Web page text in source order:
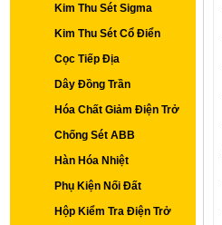
Kim Thu Sét Sigma
Kim Thu Sét Cổ Điển
Cọc Tiếp Địa
Dây Đồng Trần
Hóa Chất Giảm Điện Trở
Chống Sét ABB
Hàn Hóa Nhiệt
Phụ Kiện Nối Đất
Hộp Kiểm Tra Điện Trở